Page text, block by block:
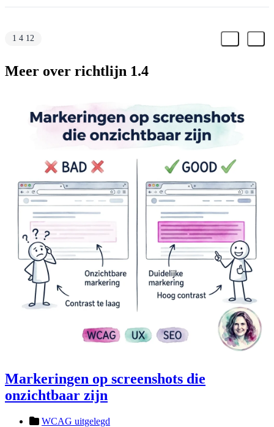
1 4 12
Meer over richtlijn 1.4
Markeringen op screenshots die
onzichtbaar zijn
WCAG uitgelegd